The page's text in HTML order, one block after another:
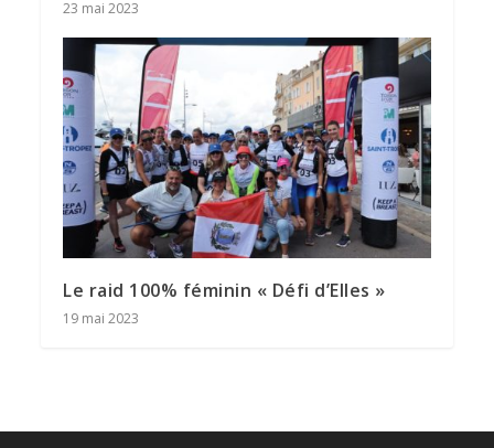
23 mai 2023
Le raid 100% féminin « Défi d’Elles »
19 mai 2023